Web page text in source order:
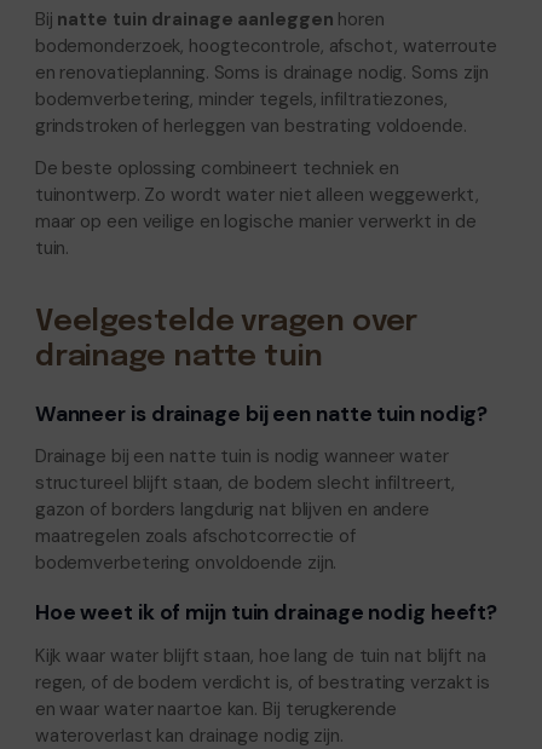
Bij natte tuin drainage aanleggen horen
bodemonderzoek, hoogtecontrole, afschot, waterroute
en renovatieplanning. Soms is drainage nodig. Soms zijn
bodemverbetering, minder tegels, infiltratiezones,
grindstroken of herleggen van bestrating voldoende.
De beste oplossing combineert techniek en
tuinontwerp. Zo wordt water niet alleen weggewerkt,
maar op een veilige en logische manier verwerkt in de
tuin.
Veelgestelde vragen over
drainage natte tuin
Wanneer is drainage bij een natte tuin nodig?
Drainage bij een natte tuin is nodig wanneer water
structureel blijft staan, de bodem slecht infiltreert,
gazon of borders langdurig nat blijven en andere
maatregelen zoals afschotcorrectie of
bodemverbetering onvoldoende zijn.
Hoe weet ik of mijn tuin drainage nodig heeft?
Kijk waar water blijft staan, hoe lang de tuin nat blijft na
regen, of de bodem verdicht is, of bestrating verzakt is
en waar water naartoe kan. Bij terugkerende
wateroverlast kan drainage nodig zijn.